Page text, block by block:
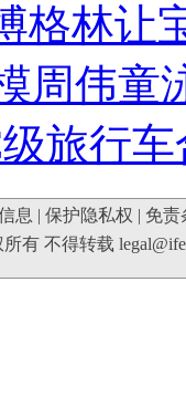
格林让
周伟童
旅行
息 | 保护隐私权 | 免责
有 不得转载